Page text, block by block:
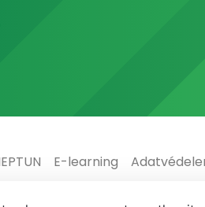
E-learning